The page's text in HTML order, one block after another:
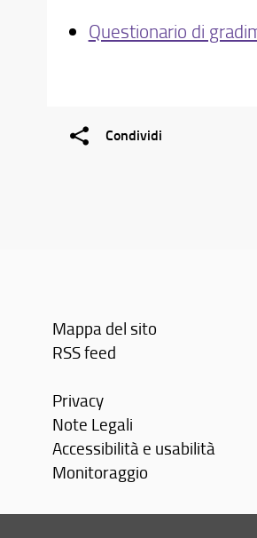
Questionario di
Condividi
Mappa del sito
RSS feed
Privacy
Note Legali
Accessibilità e usabilità
Monitoraggio
Area personale